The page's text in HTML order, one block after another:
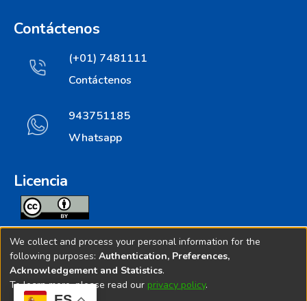
Contáctenos
(+01) 7481111
Contáctenos
943751185
Whatsapp
Licencia
Todos los contenidos de repositorio.ins.gob.pe estan
licenciados bajo
Creative Commoms License
We collect and process your personal information for the
following purposes: Authentication, Preferences,
Acknowledgement and Statistics.
To learn more, please read our privacy policy.